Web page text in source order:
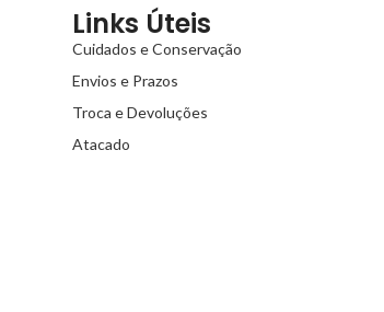
Links Úteis
Cuidados e Conservação
Envios e Prazos
Troca e Devoluções
Atacado